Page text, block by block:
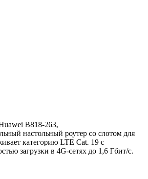
B818-263,
настольный роутер со слотом для
категорию LTE Cat. 19 с
загрузки в 4G-сетях до 1,6 Гбит/с.